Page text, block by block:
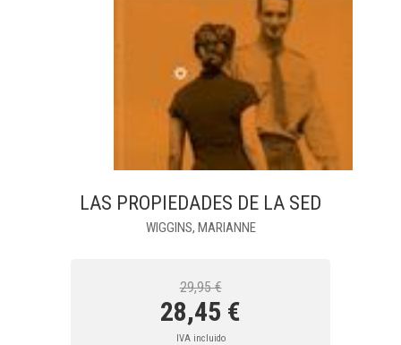
LAS PROPIEDADES DE LA SED
WIGGINS, MARIANNE
29,95 €
28,45 €
IVA incluido